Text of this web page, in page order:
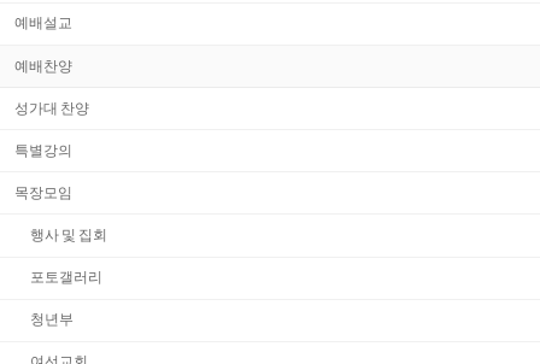
예배설교
예배찬양
성가대 찬양
특별강의
목장모임
행사 및 집회
포토갤러리
청년부